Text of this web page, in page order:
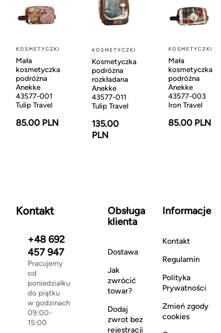
KOSMETYCZKI
Mała
kosmetyczka
podróżna
Anekke
43577-001
Tulip Travel
85.00 PLN
KOSMETYCZKI
Kosmetyczka
podróżna
rozkładana
Anekke
43577-011
Tulip Travel
135.00
PLN
KOSMETYCZKI
Mała
kosmetyczka
podróżna
Anekke
43577-003
Iron Travel
85.00 PLN
Kontakt
+48 692
457 947
Pracujemy
od
poniedziałku
do piątku
w godzinach
09:00-
15:00
Obsługa
klienta
Dostawa
Jak
zwrócić
towar?
Dodaj
zwrot bez
rejestracji
Informacje
Kontakt
Regulamin
Polityka
Prywatności
Zmień zgody
cookies